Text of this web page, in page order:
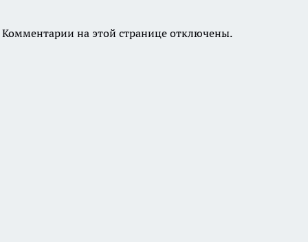
Комментарии на этой странице отключены.